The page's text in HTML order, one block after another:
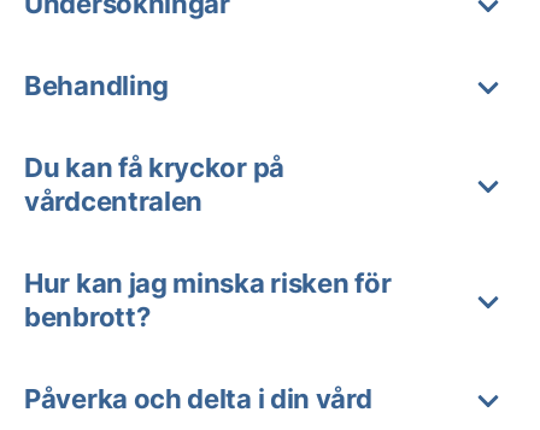
Behandling
Du kan få kryckor på
vårdcentralen
Hur kan jag minska risken för
benbrott?
Påverka och delta i din vård